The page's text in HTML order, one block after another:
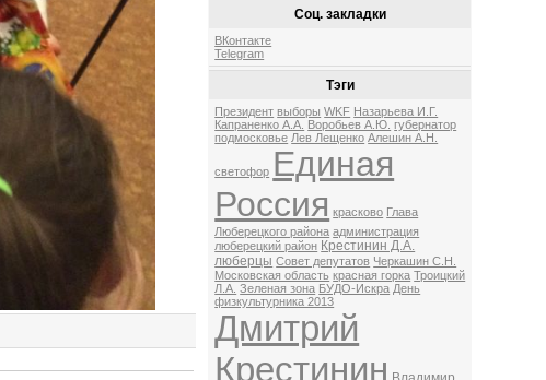
Соц. закладки
ВКонтакте
Telegram
Тэги
Президент выборы WKF Назарьева И.Г.
Капраненко А.А. Воробьев А.Ю. губернатор
подмосковье Лев Лещенко Алешин А.Н.
светофор Единая
Россия красково Глава
Люберецкого района администрация
люберецкий район Крестинин Д.А.
люберцы Совет депутатов Черкашин С.Н.
Московская область красная горка Троицкий
Л.А. Зеленая зона БУДО-Искра День
физкультурника 2013
Дмитрий
Крестинин